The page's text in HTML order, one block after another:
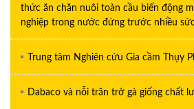
thức ăn chăn nuôi toàn cầu biến động
nghiệp trong nước đứng trước nhiều
Trung tâm Nghiên cứu Gia cầm Thụy
Dabaco và nỗi trăn trở gà giống chất